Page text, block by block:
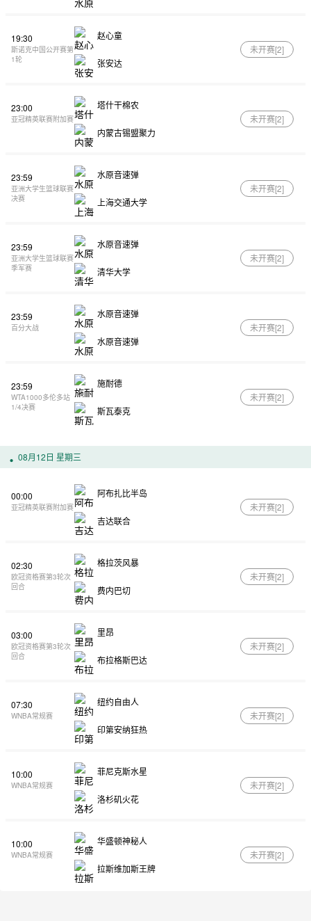
19:30
斯诺克中国公开赛第
1轮
赵心童
张安达
未开赛[2]
23:00
亚冠精英联赛附加赛
塔什干棉农
内蒙古锡盟聚力
未开赛[2]
23:59
亚洲大学生篮球联赛
决赛
水原音速弹
上海交通大学
未开赛[2]
23:59
亚洲大学生篮球联赛
季军赛
水原音速弹
清华大学
未开赛[2]
23:59
百分大战
水原音速弹
水原音速弹
未开赛[2]
23:59
WTA1000多伦多站
1/4决赛
施耐德
斯瓦泰克
未开赛[2]
08月12日 星期三
00:00
亚冠精英联赛附加赛
阿布扎比半岛
吉达联合
未开赛[2]
02:30
欧冠资格赛第3轮次
回合
格拉茨风暴
费内巴切
未开赛[2]
03:00
欧冠资格赛第3轮次
回合
里昂
布拉格斯巴达
未开赛[2]
07:30
WNBA常规赛
纽约自由人
印第安纳狂热
未开赛[2]
10:00
WNBA常规赛
菲尼克斯水星
洛杉矶火花
未开赛[2]
10:00
WNBA常规赛
华盛顿神秘人
拉斯维加斯王牌
未开赛[2]